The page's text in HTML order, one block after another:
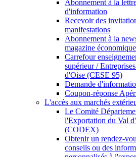
Abonnement à la
d'information
Recevoir des
manifestations
Abonnement à la
magazine économique
Carrefour
supérieur /
d'Oise (CESE 95)
Demande
Coupon-réponse
L'accès aux marchés
Le Comité
l'Exportation du Val
(CODEX)
Obtenir un rendez-
conseils ou des